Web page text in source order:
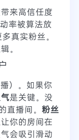
来高信任度
率被算法放
真实粉丝。
。
）。如果你
是关键。没
直播间。 粉丝
你的房间在
会吸引滑动